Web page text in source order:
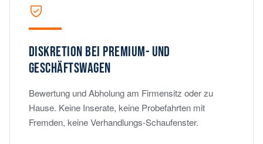
DISKRETION BEI PREMIUM- UND
GESCHÄFTSWAGEN
Bewertung und Abholung am Firmensitz oder zu
Hause. Keine Inserate, keine Probefahrten mit
Fremden, keine Verhandlungs-Schaufenster.